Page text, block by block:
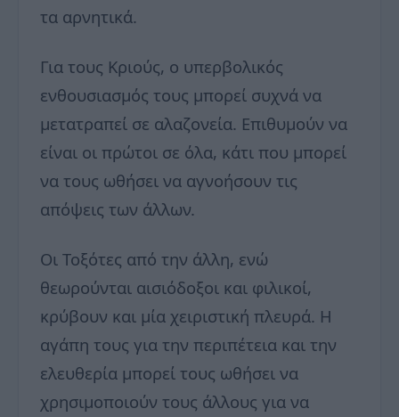
τα αρνητικά.
Για τους Κριούς, ο υπερβολικός
ενθουσιασμός τους μπορεί συχνά να
μετατραπεί σε αλαζονεία. Επιθυμούν να
είναι οι πρώτοι σε όλα, κάτι που μπορεί
να τους ωθήσει να αγνοήσουν τις
απόψεις των άλλων.
Οι Τοξότες από την άλλη, ενώ
θεωρούνται αισιόδοξοι και φιλικοί,
κρύβουν και μία χειριστική πλευρά. Η
αγάπη τους για την περιπέτεια και την
ελευθερία μπορεί τους ωθήσει να
χρησιμοποιούν τους άλλους για να